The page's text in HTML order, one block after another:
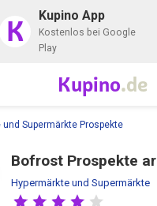
K Kupino App
Kostenlos bei Google
Play
Kupino.de
und Supermärkte Prospekte
Bofrost Prospekte
Hypermärkte und Supermärkte